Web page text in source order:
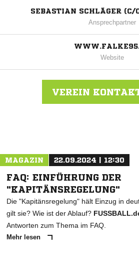
SEBASTIAN SCHLÄGER (C/
Ansprechpartner
Website
VEREIN
MAGAZIN 22.09.2024 | 12:30
FAQ: EINFÜHRUNG DER
"KAPITÄNSREGELUNG"
Die "Kapitänsregelung" hält Einzug in
gilt sie? Wie ist der Ablauf?
Antworten zum Thema im FAQ.
Mehr lesen